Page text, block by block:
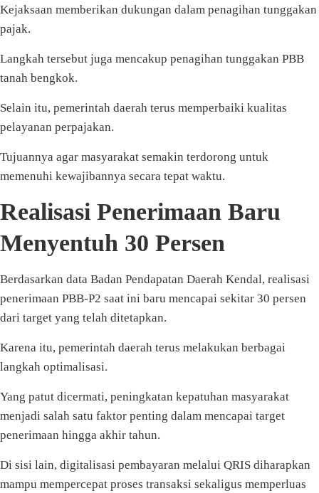
Kejaksaan memberikan dukungan dalam penagihan tunggakan
pajak.
Langkah tersebut juga mencakup penagihan tunggakan PBB
tanah bengkok.
Selain itu, pemerintah daerah terus memperbaiki kualitas
pelayanan perpajakan.
Tujuannya agar masyarakat semakin terdorong untuk
memenuhi kewajibannya secara tepat waktu.
Realisasi Penerimaan Baru
Menyentuh 30 Persen
Berdasarkan data Badan Pendapatan Daerah Kendal, realisasi
penerimaan PBB-P2 saat ini baru mencapai sekitar 30 persen
dari target yang telah ditetapkan.
Karena itu, pemerintah daerah terus melakukan berbagai
langkah optimalisasi.
Yang patut dicermati, peningkatan kepatuhan masyarakat
menjadi salah satu faktor penting dalam mencapai target
penerimaan hingga akhir tahun.
Di sisi lain, digitalisasi pembayaran melalui QRIS diharapkan
mampu mempercepat proses transaksi sekaligus memperluas